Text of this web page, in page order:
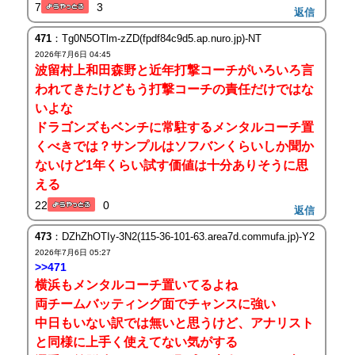
7 3 返信
471：Tg0N5OTlm-zZD(fpdf84c9d5.ap.nuro.jp)-NT
2026年7月6日 04:45
波留村上和田森野と近年打撃コーチがいろいろ言
われてきたけどもう打撃コーチの責任だけではな
いよな
ドラゴンズもベンチに常駐するメンタルコーチ置
くべきでは？サンプルはソフバンくらいしか聞か
ないけど1年くらい試す価値は十分ありそうに思
える
22 0 返信
473：DZhZhOTIy-3N2(115-36-101-63.area7d.commufa.jp)-Y2
2026年7月6日 05:27
>>471
横浜もメンタルコーチ置いてるよね
両チームバッティング面でチャンスに強い
中日もいない訳では無いと思うけど、アナリスト
と同様に上手く使えてない気がする